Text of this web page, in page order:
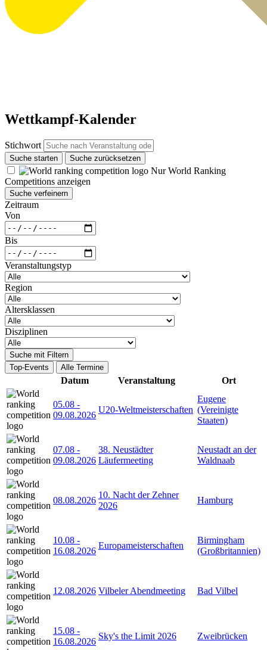
Wettkampf-Kalender
Stichwort
Suche starten Suche zurücksetzen
Nur World Ranking
Competitions anzeigen
Suche verfeinern
Zeitraum
Von
Bis
Veranstaltungstyp
Region
Altersklassen
Disziplinen
Suche mit Filtern
Top-Events
Alle Termine
Datum Veranstaltung Ort
05.08 -
09.08.2026
U20-Weltmeisterschaften
Eugene
(Vereinigte
Staaten)
07.08 -
09.08.2026
38. Neustädter
Läufermeeting
Neustadt an der
Waldnaab
08.08.2026
10. Nacht der Zehner
2026
Hamburg
10.08 -
16.08.2026
Europameisterschaften
Birmingham
(Großbritannien)
12.08.2026 Vilbeler Abendmeeting Bad Vilbel
15.08 -
16.08.2026
Sky's the Limit 2026 Zweibrücken